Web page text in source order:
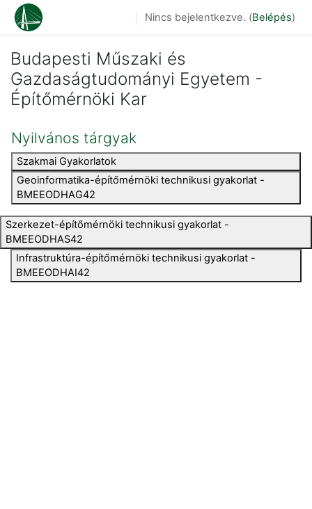
Tovább a fő tartalomhoz
Nincs bejelentkezve. (Belépés)
Budapesti Műszaki és
Gazdaságtudományi Egyetem -
Építőmérnöki Kar
Nyilvános tárgyak
Szakmai Gyakorlatok
Geoinformatika-építőmérnöki technikusi gyakorlat -
BMEEODHAG42
Szerkezet-építőmérnöki technikusi gyakorlat -
BMEEODHAS42
Infrastruktúra-építőmérnöki technikusi gyakorlat -
BMEEODHAI42